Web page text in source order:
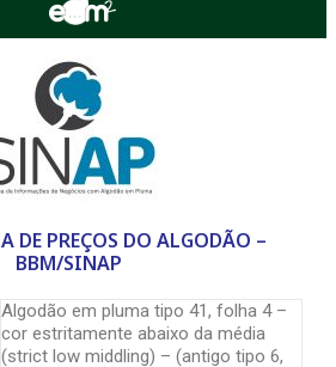
DE PREÇOS DO ALGODÃO –
BBM/SINAP
Algodão em pluma tipo 41, folha 4 –
cor estritamente abaixo da média
(strict low middling) – (antigo tipo 6,